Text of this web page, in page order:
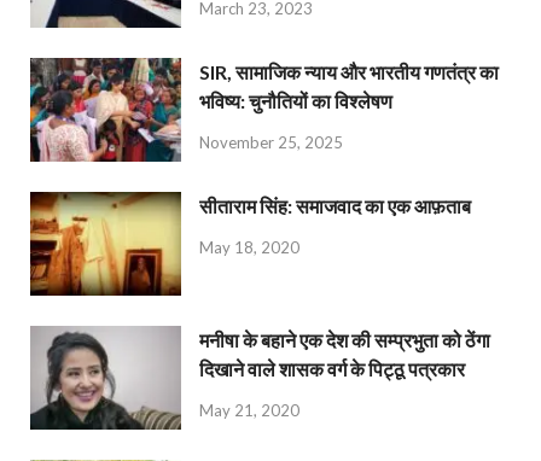
March 23, 2023
SIR, सामाजिक न्याय और भारतीय गणतंत्र का
भविष्य: चुनौतियों का विश्लेषण
November 25, 2025
सीताराम सिंह: समाजवाद का एक आफ़ताब
May 18, 2020
मनीषा के बहाने एक देश की सम्प्रभुता को ठेंगा
दिखाने वाले शासक वर्ग के पिट्ठू पत्रकार
May 21, 2020